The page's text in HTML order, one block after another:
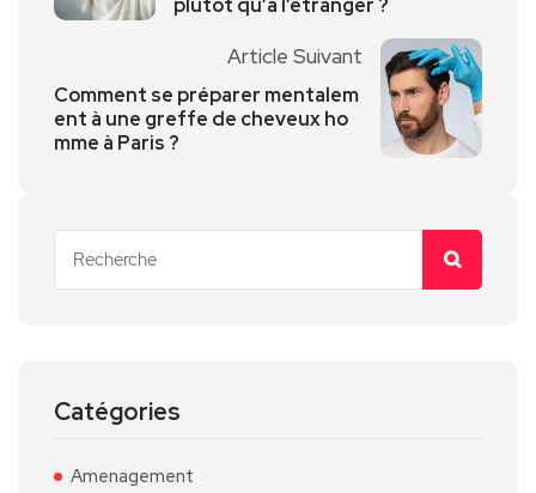
Article Suivant
Comment se préparer mentalem
ent à une greffe de cheveux ho
mme à Paris ?
Catégories
Amenagement